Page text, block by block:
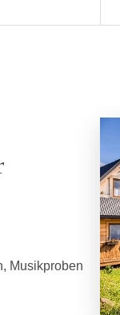
Musikproben